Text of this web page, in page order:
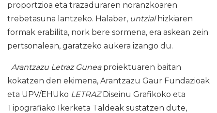
proportzioa eta trazaduraren noranzkoaren
trebetasuna lantzeko. Halaber, untzialhizkiaren
formak erabilita, nork bere sormena, era askean zein
pertsonalean, garatzeko aukera izango du.
Arantzazu Letraz Guneaproiektuaren baitan
kokatzen den ekimena, Arantzazu Gaur Fundazioak
eta UPV/EHUko LETRAZDiseinu Grafikoko eta
Tipografiako Ikerketa Taldeak sustatzen dute,